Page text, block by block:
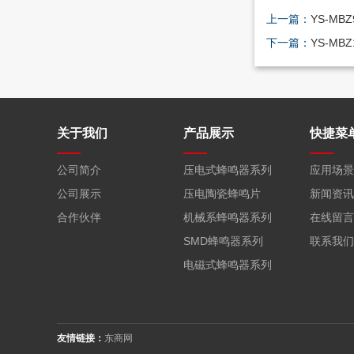
上一篇： YS-
下一篇： YS-
关于我们
公司简介
公司展示
合作伙伴
产品展示
压电式蜂鸣器系列
压电陶瓷蜂鸣片
机械系蜂鸣器系列
SMD蜂鸣器系列
电磁式蜂鸣器系列
快捷菜
应用场景
新闻资讯
在线留言
联系我们
友情链接： 东商网